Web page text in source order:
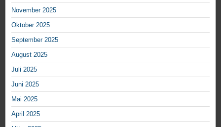
November 2025
Oktober 2025
September 2025
August 2025
Juli 2025
Juni 2025
Mai 2025
April 2025